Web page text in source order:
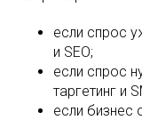
если спрос
и SEO;
если спрос
таргетинг и
если бизнес